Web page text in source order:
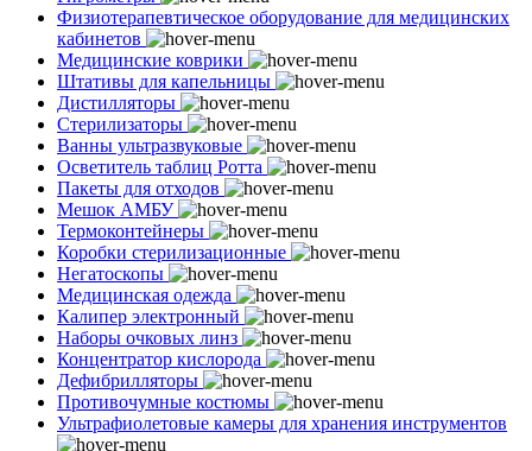
Физиотерапевтическое оборудование для медицинских
кабинетов
Медицинские коврики
Штативы для капельницы
Дистилляторы
Стерилизаторы
Ванны ультразвуковые
Осветитель таблиц Ротта
Пакеты для отходов
Мешок АМБУ
Термоконтейнеры
Коробки стерилизационные
Негатоскопы
Медицинская одежда
Калипер электронный
Наборы очковых линз
Концентратор кислорода
Дефибрилляторы
Противочумные костюмы
Ультрафиолетовые камеры для хранения инструментов